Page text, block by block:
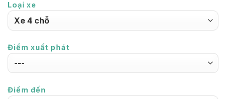
Loại xe
Điểm xuất phát
Điểm đến